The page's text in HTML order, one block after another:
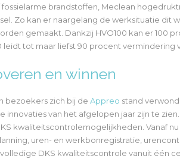
brandstoffen, Meclean
Zo kan er naargelang de werksituatie dit
gemaakt. Dankzij HVO100 kan er 100
tot maar liefst 90 procent vermindering
en winnen
bezoekers zich bij de Appreo stand
innovaties van het afgelopen jaar zijn te
kwaliteitscontrolemogelijkheden. Vanaf nu
uren- en werkbonregistratie,
DKS kwaliteitscontrole vanuit één